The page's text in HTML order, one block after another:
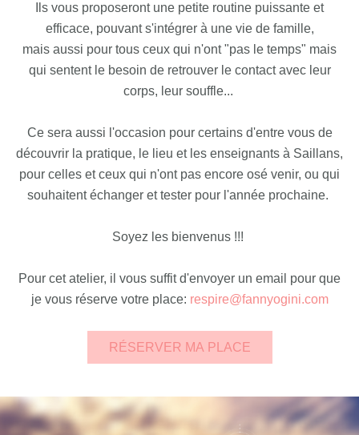
Ils vous proposeront une petite routine puissante et
efficace, pouvant s'intégrer à une vie de famille,
mais aussi pour tous ceux qui n'ont "pas le temps" mais
qui sentent le besoin de retrouver le contact avec leur
corps, leur souffle...
Ce sera aussi l'occasion pour certains d'entre vous de
découvrir la pratique, le lieu et les enseignants à Saillans,
pour celles et ceux qui n'ont pas encore osé venir, ou qui
souhaitent échanger et tester pour l'année prochaine.
Soyez les bienvenus !!!
Pour cet atelier, il vous suffit d'envoyer un email pour que
je vous réserve votre place: respire@fannyogini.com
RÉSERVER MA PLACE